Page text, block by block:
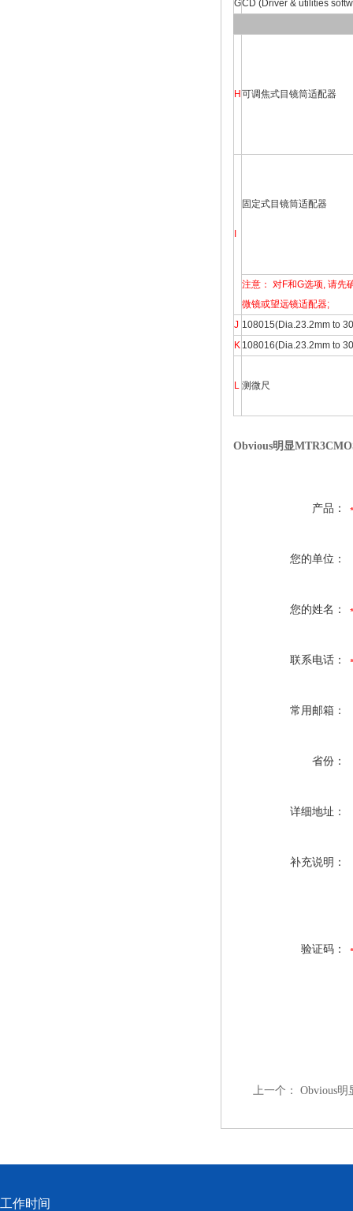
GCD (Driver & utilities
H 可调焦式目镜筒适配器
固定式目镜筒适配器
注意： 对F和G选项, 请先
微镜或望远镜适配器;
J 108015(Dia.23.2mm to
K 108016(Dia.23.2mm to
L 测微尺
Obvious明显
产品：
您的单位：
您的姓名：
联系电话：
常用邮箱：
省份：
详细地址：
补充说明：
验证码：
上一个： Obvious明
工作时间